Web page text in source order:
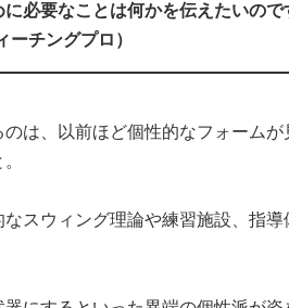
必要なことは何かを伝えたいの
ーチングプロ）
は、以前ほど個性的なフォーム
スウィング理論や練習施設、指